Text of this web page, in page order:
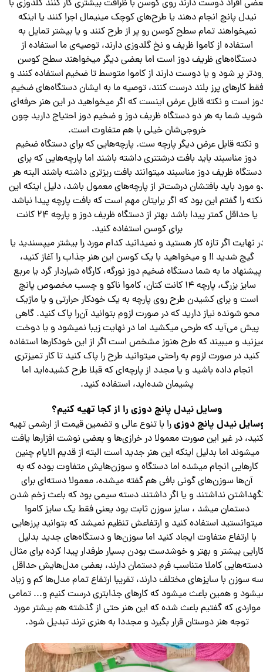
افراد دوست دارند روی کوسن با ظرافت بیشتری کار کنند گلدوزی با
نیدل پانچ انجام دهند یا طرح‌های کوچک مینیمال اجرا کنند یا اینکه
نمیخواهند تمام سطح کوسن رو پر از طرح کنند و یا بیشتر تمایل به
استفاده از کاموا ظریف و نخ گلدوزی دارند، توصیه‌ی ما استفاده از
دستگاه‌های ظریف دوز است اما بعضی دیگر میخواهند سطح کوسن
پر شود و یا دوست دارند از کاموا متوسط تا ضخیم استفاده کنند و
فقط کارهای پرز بلند درست کنند، توصیه ما به ایشان دستگاه‌های ضخیم
است و نکته قابل عرض اینست که اگر میخواهید در این هنر حرفه‌ای
شوید شما به هر دو دستگاه ظریف دوز و ضخیم دوز احتیاج دارید چون
خروجی‌شان خیلی با هم متفاوت است.
و نکته قابل عرض دیگر پارچه ست. پارچه‌هایی که برای دستگاه ضخیم
دوز مناسبند باید بافت درشتتری داشته باشند اما پارچه‌هایی که برای
دستگاه ظریف دوز مناسبند میتوانند بافت ریزتری داشته باشند البته هر
مورد باید بافتشان درشت‌تر از پارچه‌های معمول باشد، دلیل اینکه این
نکته را گفتم این بود که اگر برایتان مهم است که بافت پارچه پیدا نباشد
یا حداقل کمتر پیدا باشد بهتر از دستگاه ظریف دوز و پارچه ۲۴ کانت
برای کوسن استفاده کنید.
نهایت اگر تازه کار هستید و نمیدانید کدام مورد را بیشتر میپسندید یا
گیج شدید !! و میخواهید با یک کوسن این‌ هنر جذاب را آغاز کنید،
پیشنهاد ما به شما دستگاه ضخیم دوز نورگه، کارگاه شیاردار گرد یا مربع
سایز بزرگ، پارچه ۱۴ کانت کتان، کاموا ناکو و چسب مخصوص پانچ
است و برای کشیدن طرح روی پارچه به یک خودکار حرارتی و یا ماژیک
محو شونده نیاز دارید که در صورت لزوم بتوانید آن‌را پاک کنید. گاهی
پیش می‌آید که طرحی میکشید اما در نهایت زیبا نمیشود و یا دوخت
و میبیند که طرح هنوز مشخص است اگر از این خودکارها استفاده
کنید در صورت لزوم به راحتی میتوانید طرح را پاک کنید تا کار تمیزتری
انجام داده باشید و یا مجدد از پارچه‌ای که قبلا طرح کشیده‌اید اما
پشیمان شده‌اید، استفاده کنید.
وسایل نیدل پانچ دوزی را از کجا تهیه کنیم؟
نیدل پانچ دوزیرا با تنوع عالی و تضمین قیمت از ارشمی تهیه
کنید، در غیر این صورت معمولا در خرازی‌ها و بعضی نوشت افزارها یافت
میشوند اما بدلیل اینکه این هنر جدید است البته از قدیم الایام چنین
کارهایی انجام میشده اما دستگاه و سوزن‌هایش متفاوت بوده که به
آن‌ها سوزن‌های گونی بافی هم گفته میشده، معمولا دسته‌ای برای
نداشتند و یا اگر داشتند دسته سیمی بود که باعث زخم شدن
دستمان میشد ، سایز سوزن ثابت بود یعنی فقط یک سایز کاموا
میتوانستید استفاده کنید و ارتفاعش تنظیم نمیشد که بتوانید پرزهایی
با ارتفاع متفاوت ایجاد کنید اما سوزن‌ها و دستگاه‌های جدید بدلیل
بیشتر و بهتر و خوشدست بودن بسیار طرفدار پیدا کرده برای مثال
دسته‌هایی کاملا متناسب فرم دستمان دارند، بعضی مدل‌هایش حداقل
سوزن با سایز‌های مختلف دارند، تقریبا ارتفاع تمام مدل‌ها کم و زیاد
و همین باعث میشود که کارهای جذابتری درست کنیم و... تمامی
مواردی که گفتیم باعث شده که این هنر حتی از گذشته هم بیشتر مورد
توجه هنر دوستان قرار بگیرد و مجددا به هنری ترند تبدیل شود.